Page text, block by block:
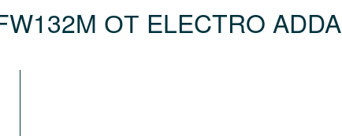
ОТ ELECTRO ADDA